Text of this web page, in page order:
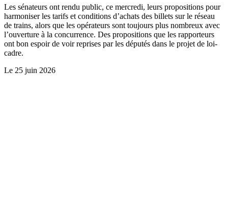
Les sénateurs ont rendu public, ce mercredi, leurs propositions pour
harmoniser les tarifs et conditions d’achats des billets sur le réseau
de trains, alors que les opérateurs sont toujours plus nombreux avec
l’ouverture à la concurrence. Des propositions que les rapporteurs
ont bon espoir de voir reprises par les députés dans le projet de loi-
cadre.
Le 25 juin 2026